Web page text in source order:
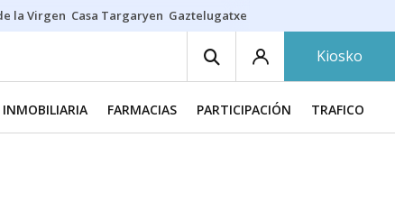
la Virgen Casa Targaryen Gaztelugatxe
Kiosko
INMOBILIARIA FARMACIAS PARTICIPACIÓN TRAFICO